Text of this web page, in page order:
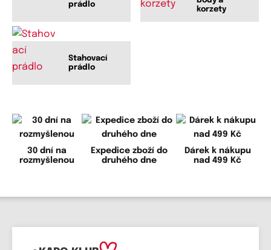
prádlo
korzety
Stahovací
prádlo
30 dní na
rozmyšlenou
Expedice zboží do
druhého dne
Dárek k nákupu
nad 499 Kč